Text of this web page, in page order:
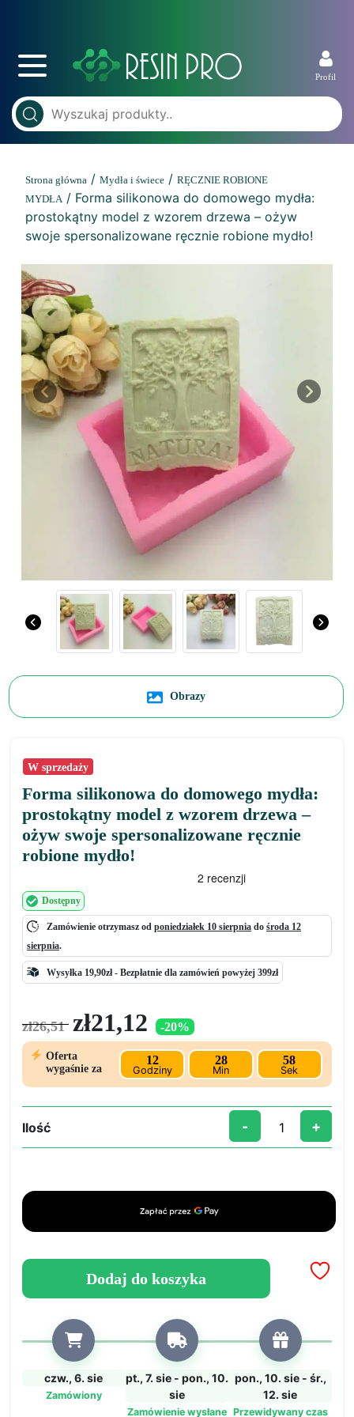
Profil
Strona główna / Mydła i świece / RĘCZNIE ROBIONE
MYDŁA/ Forma silikonowa do domowego mydła:
prostokątny model z wzorem drzewa – ożyw
swoje spersonalizowane ręcznie robione mydło!
Previous Next
Obrazy
W sprzedaży
Forma silikonowa do domowego mydła:
prostokątny model z wzorem drzewa –
ożyw swoje spersonalizowane ręcznie
robione mydło!
Dostępny
Zamówienie otrzymasz od poniedziałek 10 sierpnia do środa 12
sierpnia.
Wysyłka 19,90zł - Bezpłatnie dla zamówień powyżej 399zł
zł26,51
Pierwotna
cena
zł26,51.
zł21,12 cena
wynosi:
zł21,12.
-20%
Oferta
wygaśnie za
12
Godziny
28
Min
57
Sek
Ilość
ilość
do
mydła:
model
drzewa
-
swoje
spersonalizowane
- +
Dodaj do koszyka
czw., 6. sie
Zamówiony
pt., 7. sie - pon., 10.
sie
Zamówienie wysłane
pon., 10. sie - śr.,
12. sie
Przewidywany czas